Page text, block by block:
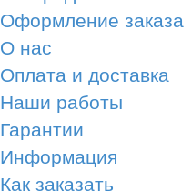
Оформление заказа
О нас
Оплата и доставка
Наши работы
Гарантии
Информация
Как заказать